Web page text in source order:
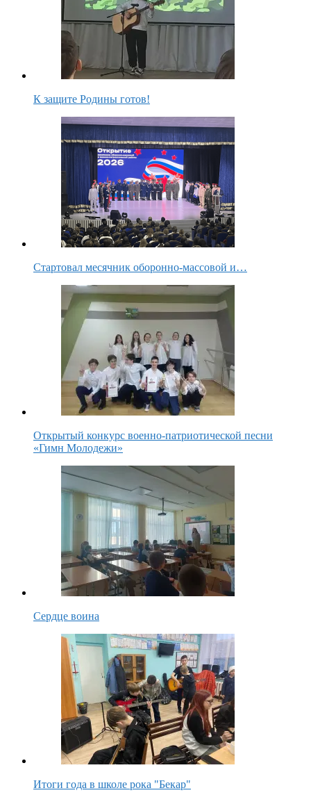
К защите Родины готов!
Стартовал месячник оборонно-массовой и…
Открытый конкурс военно-патриотической песни
«Гимн Молодежи»
Сердце воина
Итоги года в школе рока "Бекар"